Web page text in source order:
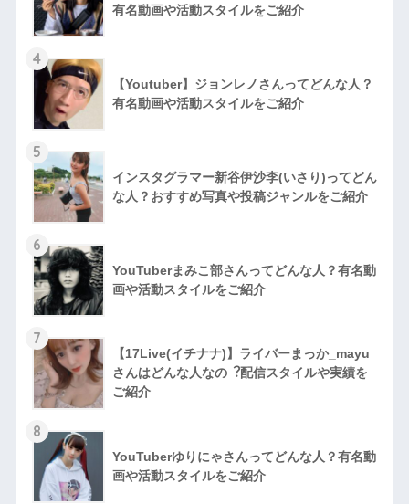
有名動画や活動スタイルをご紹介
4
【Youtuber】ジョンレノさんってどんな人？
有名動画や活動スタイルをご紹介
5
インスタグラマー新谷伊沙李(いさり)ってどん
な⼈？おすすめ写真や投稿ジャンルをご紹介
6
YouTuberまみこ部さんってどんな⼈？有名動
画や活動スタイルをご紹介
7
【17Live(イチナナ)】ライバーまっか_mayu
さんはどんな人なの︖配信スタイルや実績を
ご紹介
8
YouTuberゆりにゃさんってどんな⼈？有名動
画や活動スタイルをご紹介